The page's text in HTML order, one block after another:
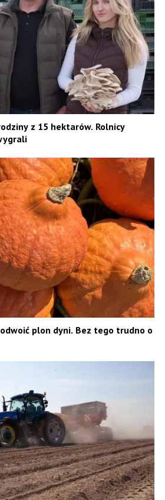
z 15 hektarów. Rolnicy
plon dyni. Bez tego trudno o